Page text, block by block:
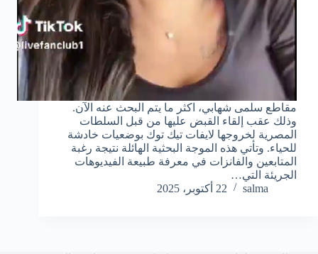
مقاطع سلمى شهابي، اكثر ما يتم البحث عنه الآن.
وذلك عقب إلقاء القبض عليها من قبل السلطات
المصرية لخروجها لايفات تيك توك بوضعيات خادشة
للحياء. وتأتي هذه الموجة البحثية الهائلة نتيجة رغبة
المتابعين والفانزات في معرفة طبيعة الفيديوهات
الجريئة التي…
salma
22 أكتوبر، 2025